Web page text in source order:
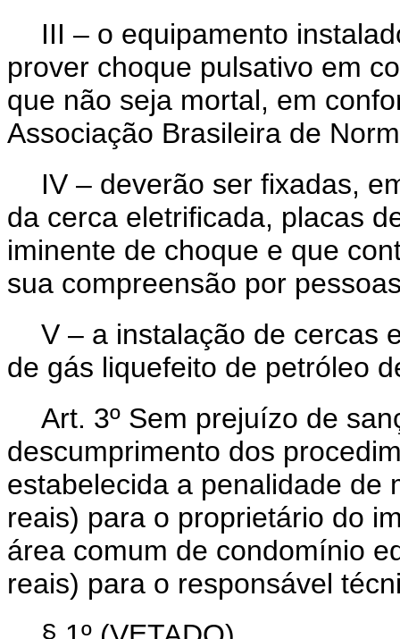
III – o equipamento
prover choque pulsativo em
que não seja mortal, em
Associação Brasileira de
IV – deverão ser fixadas,
da cerca eletrificada, placas
iminente de choque e que
sua compreensão por
V – a instalação de cercas
de gás liquefeito de petróleo
Art. 3º Sem prejuízo de
descumprimento dos
estabelecida a penalidade de
reais) para o proprietário do
área comum de condomínio
reais) para o responsável